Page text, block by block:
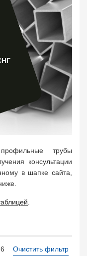
трубы
консультации
в шапке сайта,
Очистить фильтр